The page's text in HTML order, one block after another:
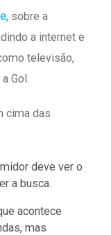
, sobre a
a internet e
televisão,
Gol.
cima das
deve ver o
a busca.
acontece
mas